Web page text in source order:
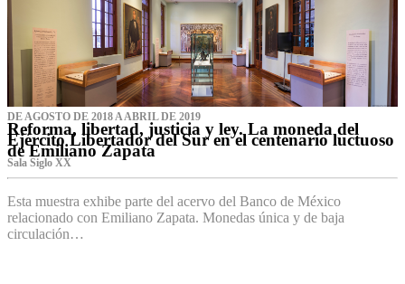
DE AGOSTO DE 2018 A ABRIL DE 2019
Reforma, libertad, justicia y ley. La moneda del
Ejército Libertador del Sur en el centenario luctuoso
de Emiliano Zapata
Sala Siglo XX
Esta muestra exhibe parte del acervo del Banco de México
relacionado con Emiliano Zapata. Monedas única y de baja
circulación…